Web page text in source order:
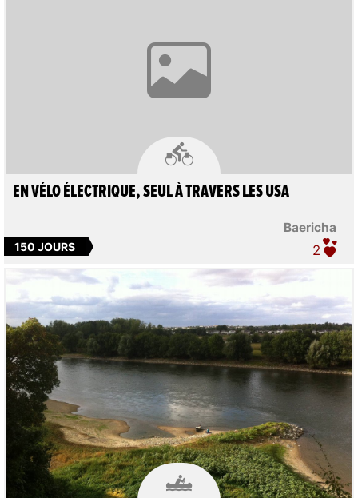

Baericha
EN VÉLO ÉLECTRIQUE, SEUL À TRAVERS LES USA
150 JOURS 2
